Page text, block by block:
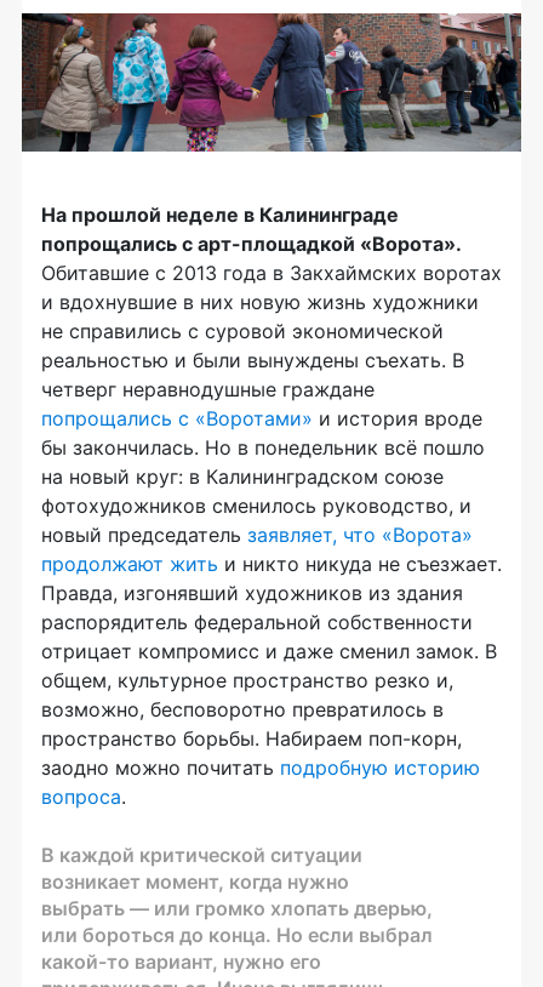
На прошлой неделе в Калининграде
попрощались с арт-площадкой «Ворота».
Обитавшие с 2013 года в Закхаймских воротах
и вдохнувшие в них новую жизнь художники
не справились с суровой экономической
реальностью и были вынуждены съехать. В
четверг неравнодушные граждане
попрощались с «Воротами» и история вроде
бы закончилась. Но в понедельник всё пошло
на новый круг: в Калининградском союзе
фотохудожников сменилось руководство, и
новый председатель заявляет, что «Ворота»
продолжают жить и никто никуда не съезжает.
Правда, изгонявший художников из здания
распорядитель федеральной собственности
отрицает компромисс и даже сменил замок. В
общем, культурное пространство резко и,
возможно, бесповоротно превратилось в
пространство борьбы. Набираем поп-корн,
заодно можно почитать подробную историю
вопроса.
В каждой критической ситуации
возникает момент, когда нужно
выбрать — или громко хлопать дверью,
или бороться до конца. Но если выбрал
какой-то вариант, нужно его